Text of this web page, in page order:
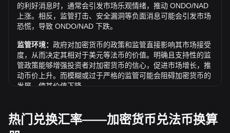
的利好消息时，通常会引发市场乐观情绪，推动 ONDO/NAD
上涨。相反，监管打击、安全漏洞等负面消息可能会引发市场
恐慌，导致 ONDO/NAD 下跌。
监管环境： 政府对加密货币的政策和监管直接影响其市场接受
度，从而决定其相对于美元等法币的价值。明确且支持性的监
管政策能够增强投资者对加密货币的信心，促进市场增长，推
动币价上升。而模糊或过于严格的监管可能会阻碍加密货币的
发展，使其价值下降。
经济增长等关键指标）对法币价值起决定性作用，并间接影响
ONDO/NAD 的汇率。例如：高通胀可能会削弱市场对法币的
热门兑换汇率——加密货币兑法币换算